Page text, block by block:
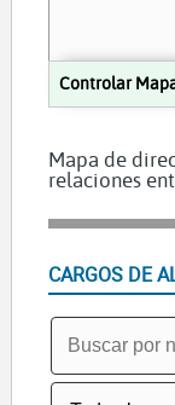
Controlar
Mapa de
relaciones
CARGOS DE